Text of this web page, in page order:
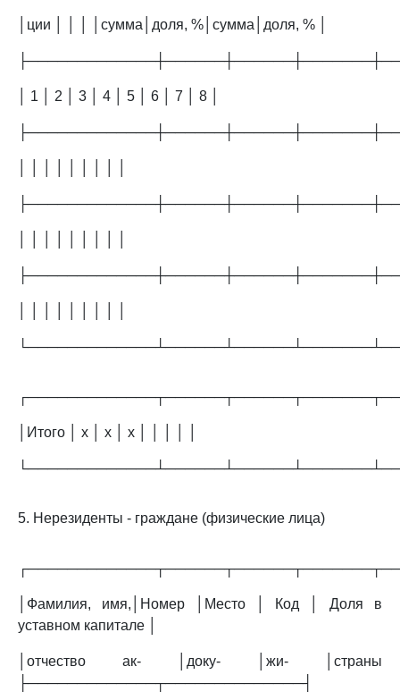
│ции │ │ │ │сумма│доля, %│сумма│доля, % │
│ 1 │ 2 │ 3 │ 4 │ 5 │ 6 │ 7 │ 8 │
│Итого │ х │ х │ х │ │ │ │ │
5. Нерезиденты - граждане (физические лица)
│Фамилия, имя,│Номер │Место │ Код │ Доля в
уставном капитале │
│отчество ак- │доку- │жи- │страны
├─────────────┬──────────────┤